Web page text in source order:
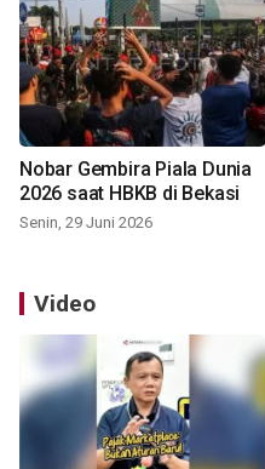
Nobar Gembira Piala Dunia
2026 saat HBKB di Bekasi
Senin, 29 Juni 2026
Video